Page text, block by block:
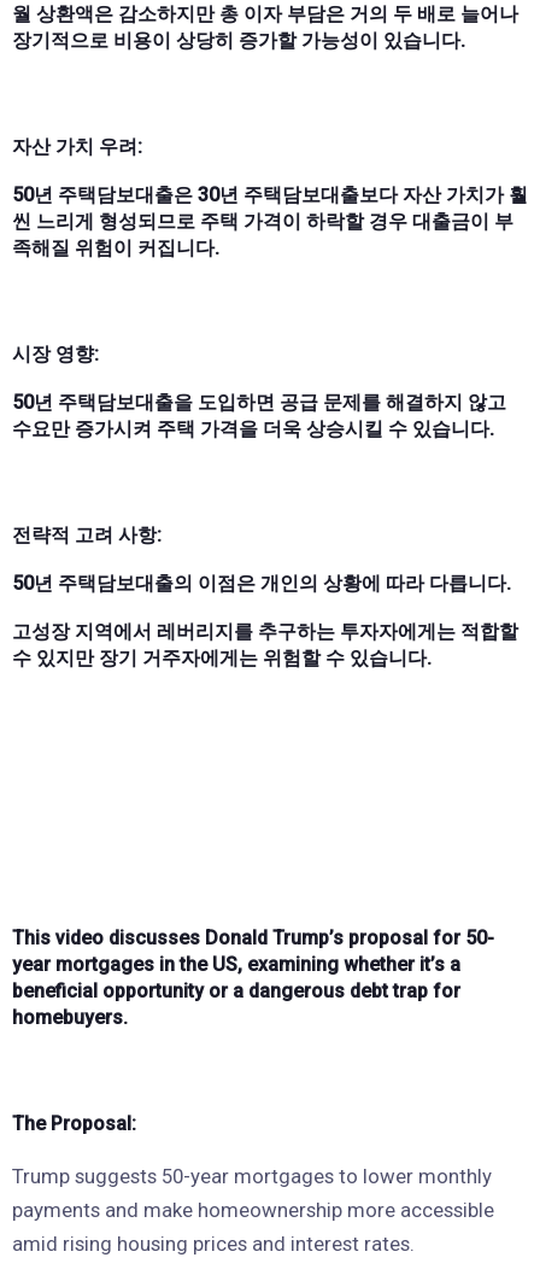
월 상환액은 감소하지만 총 이자 부담은 거의 두 배로 늘어나
장기적으로 비용이 상당히 증가할 가능성이 있습니다.
자산 가치 우려:
50년 주택담보대출은 30년 주택담보대출보다 자산 가치가 훨
씬 느리게 형성되므로 주택 가격이 하락할 경우 대출금이 부
족해질 위험이 커집니다.
시장 영향:
50년 주택담보대출을 도입하면 공급 문제를 해결하지 않고
수요만 증가시켜 주택 가격을 더욱 상승시킬 수 있습니다.
전략적 고려 사항:
50년 주택담보대출의 이점은 개인의 상황에 따라 다릅니다.
고성장 지역에서 레버리지를 추구하는 투자자에게는 적합할
수 있지만 장기 거주자에게는 위험할 수 있습니다.
This video discusses Donald Trump’s proposal for 50-
year mortgages in the US, examining whether it’s a
beneficial opportunity or a dangerous debt trap for
homebuyers.
The Proposal:
Trump suggests 50-year mortgages to lower monthly
payments and make homeownership more accessible
amid rising housing prices and interest rates.